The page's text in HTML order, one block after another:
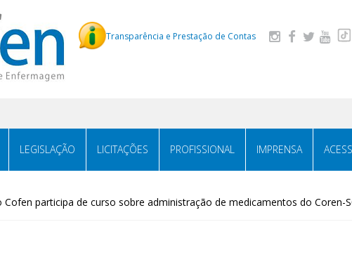
Transparência e Prestação de Contas
LEGISLAÇÃO LICITAÇÕES PROFISSIONAL IMPRENSA
Cofen participa de curso sobre administração de medicamentos do Coren-